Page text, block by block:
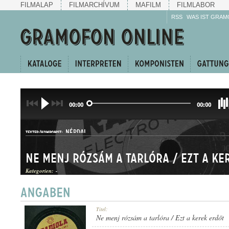
FILMALAP FILMARCHÍVUM MAFILM FILMLABOR
RSS WAS IST
00:00 00:00
TEXTER/KOMPONIST: NÉPDAL
HALLGATÓ ÉS CSÁRDÁS
Ne menj rózsám a tarlóra / Ezt a
Kategorien: -
Titel:
Ne menj rózsám a tarlóra / Ezt a kerek erdőt